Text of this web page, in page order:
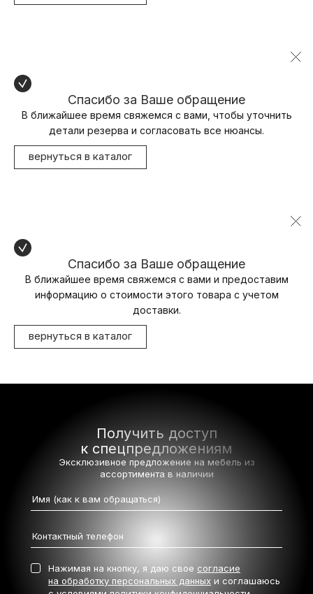
Спасибо за Ваше обращение
В ближайшее время свяжемся с вами, чтобы уточнить
детали резерва и согласовать все нюансы.
вернуться в каталог
Спасибо за Ваше обращение
В ближайшее время свяжемся с вами и предоставим
информацию о стоимости этого товара с учетом
доставки.
вернуться в каталог
Получить доступ
к спецпредложениям
Эксклюзивное предложение на мебель из
ассортимента в наличии
Нажимая на кнопку, я даю свое согласие
на обработку персональных данных и соглашаюсь